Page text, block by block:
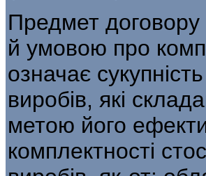
Предмет договору
й умовою про
означає
виробів, які
метою його
комплектності